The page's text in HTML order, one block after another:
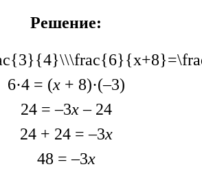
Решение:
6·4 = (х+ 8)·(–3)
24 = –3х– 24
24 + 24 = –3х
48 = –3х